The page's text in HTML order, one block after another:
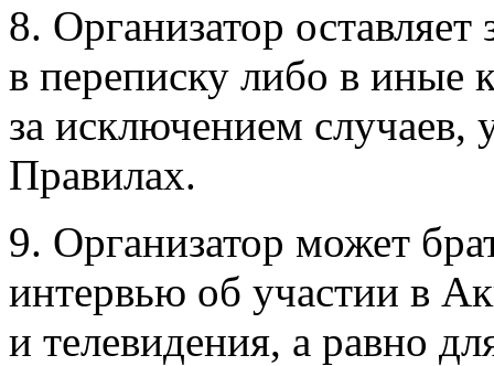
8. Организатор оставляет
в переписку либо в иные
за исключением случаев,
Правилах.
9. Организатор может
интервью об участии в
и телевидения, а равно